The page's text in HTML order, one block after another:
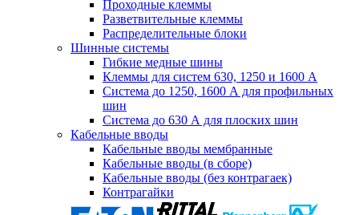
Проходные клеммы
Разветвительные клеммы
Распределительные блоки
Шинные системы
Гибкие медные шины
Клеммы для систем 630, 1250 и 1600 А
Система до 1250, 1600 А для профильных
шин
Система до 630 А для плоских шин
Кабельные вводы
Кабельные вводы мембранные
Кабельные вводы (в сборе)
Кабельные вводы (без контрагаек)
Контрагайки